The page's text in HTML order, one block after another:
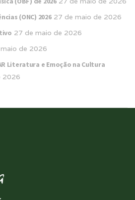
(ONC) 2026 27 de maio de 2026
27 de maio de 2026
de 2026
Literatura e Emoção na Cultura
2026